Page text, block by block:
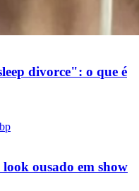
divorce": o que é
ousado em show